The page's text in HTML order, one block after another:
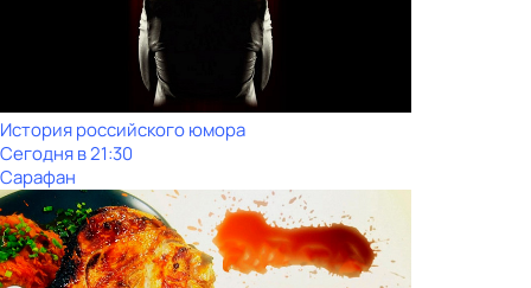
История российского юмора
Сегодня в 21:30
Сарафан